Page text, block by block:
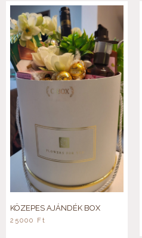
KÖZEPES AJÁNDÉK BOX
25000 Ft